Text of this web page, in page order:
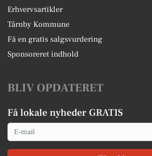
Erhvervsartikler
Tårnby Kommune
Få en gratis salgsvurdering
Sponsoreret indhold
BLIV OPDATERET
Få lokale nyheder GRATIS
Email